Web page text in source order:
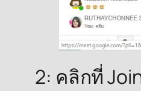
2: คลิกที่